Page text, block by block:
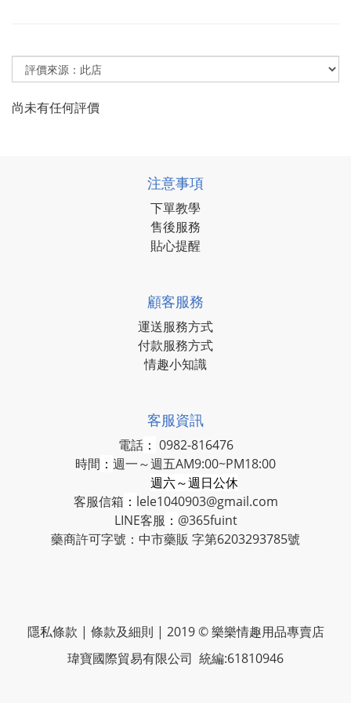
尚未有任何評價
注意事項
下單教學
售後服務
貼心提醒
顧客服務
運送服務方式
付款服務方式
情趣小知識
客服資訊
電話： 0982-816476
時間 ： 週一～週五AM9:00~PM18:00
週六～週日公休
客服信箱 ： lele1040903@gmail.com
LINE客服 ： @365fuint
藥商許可字號：中市藥販 字第6203293785號
隱私條款 | 條款及細則 | 2019 © 樂樂情趣用品專賣店
瑋寶國際貿易有限公司 統編:61810946